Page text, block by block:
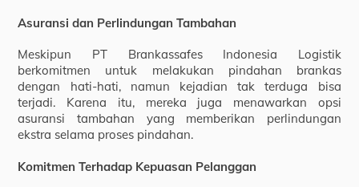
Asuransi dan Perlindungan Tambahan
Meskipun PT Brankassafes Indonesia Logistik
berkomitmen untuk melakukan pindahan brankas
dengan hati-hati, namun kejadian tak terduga bisa
terjadi. Karena itu, mereka juga menawarkan opsi
asuransi tambahan yang memberikan perlindungan
ekstra selama proses pindahan.
Komitmen Terhadap Kepuasan Pelanggan